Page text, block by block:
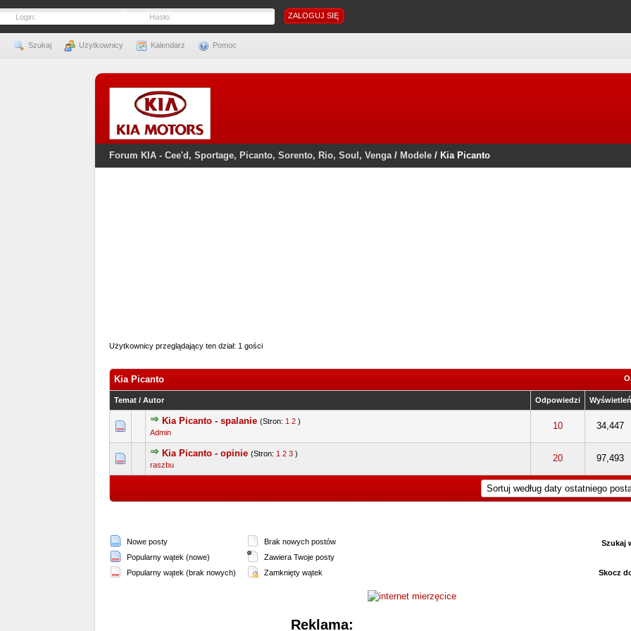
Login: Hasło:
Szukaj Użytkownicy Kalendarz Pomoc
Forum KIA - Cee'd, Sportage, Picanto, Sorento, Rio, Soul, Venga/ Modele / Kia Picanto
Użytkownicy przeglądający ten dział: 1 gości
Kia Picanto
Temat/ Autor Odpowiedzi Wyświetleń
Kia Picanto - spalanie (Stron: 1 2 )
Admin
10 34,447
1 głosów - średnia ocena: 3 na 5 gwiazdek
1 2
Kia Picanto - opinie (Stron: 1 2 3 )
raszbu
20 97,493
1 głosów - średnia ocena: 4 na 5 gwiazdek
1
Nowe posty
Popularny wątek (nowe)
Popularny wątek (brak nowych)
Brak nowych postów
Zawiera Twoje posty
Zamknięty wątek
Szukaj
Skocz
Reklama: